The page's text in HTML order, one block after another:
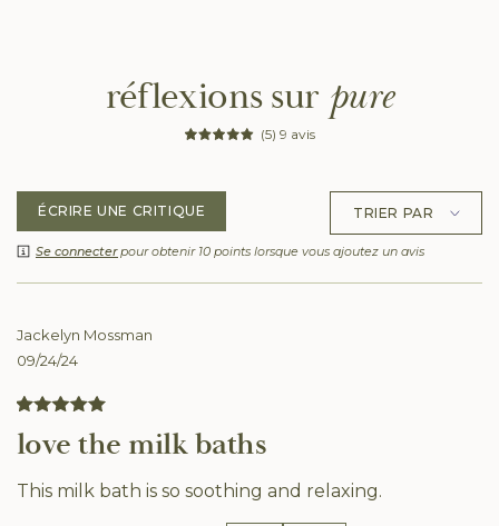
ÉCRIRE UNE CRITIQUE
Se connecterpour obtenir 10 points lorsque vous ajoutez un avis
réflexions sur pure
(5) 9 avis
Jackelyn Mossman
09/24/24
love the milk baths
This milk bath is so soothing and relaxing.